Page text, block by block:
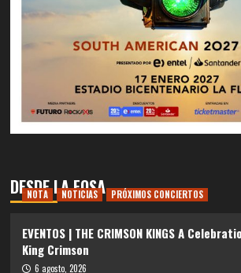
DESDE LA FOSA
NOTA NOTICIAS PRÓXIMOS CONCIERTOS
EVENTOS | THE CRIMSON KINGS A
King Crimson
6 agosto, 2026